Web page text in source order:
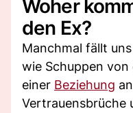
Woher
den Ex?
Manchmal fällt
wie Schuppen von
einer Beziehung
Vertrauensbrüche